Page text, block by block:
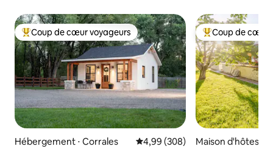
Coups de cœur voyageurs les plus appréciés
Coup de cœur voyageurs
Hébergement ⋅ Corrales Évaluation moyenne sur la
4,99 (308)
Coups de cœur
Coup de cœur
Maison d'hôtes ⋅